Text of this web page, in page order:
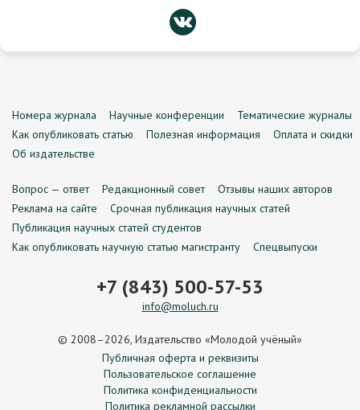
Номера журнала Научные конференции
Тематические журналы
Как опубликовать статью
Полезная информация
Оплата и скидки
Об издательстве
Вопрос — ответ Редакционный совет
Отзывы наших авторов
Реклама на сайте
Срочная публикация научных статей
Публикация научных статей студентов
Как опубликовать научную статью магистранту
Спецвыпуски
+7 (843) 500-57-53
info@moluch.ru
© 2008–2026, Издательство «Молодой учёный»
Публичная оферта и реквизиты
Пользовательское соглашение
Политика конфиденциальности
Политика рекламной рассылки